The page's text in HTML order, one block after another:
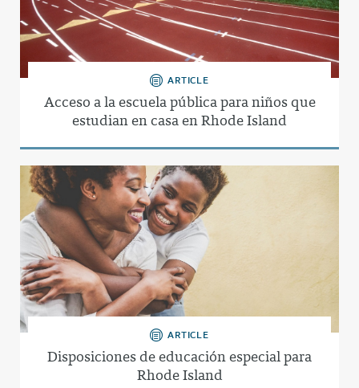
ARTICLE
Acceso a la escuela pública para niños que
estudian en casa en Rhode Island
ARTICLE
Disposiciones de educación especial para
Rhode Island